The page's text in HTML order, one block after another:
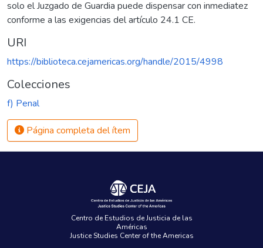
solo el Juzgado de Guardia puede dispensar con inmediatez
conforme a las exigencias del artículo 24.1 CE.
URI
https://biblioteca.cejamericas.org/handle/2015/4998
Colecciones
f) Penal
Página completa del ítem
Centro de Estudios de Justicia de las
Américas
Justice Studies Center of the Americas